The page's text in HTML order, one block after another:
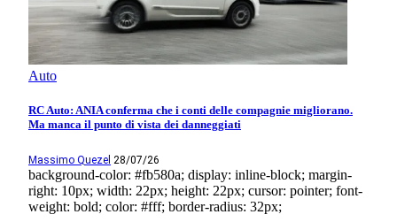
Auto
RC Auto: ANIA conferma che i conti delle compagnie migliorano.
Ma manca il punto di vista dei danneggiati
Massimo Quezel 28/07/26
background-color: #fb580a; display: inline-block; margin-
right: 10px; width: 22px; height: 22px; cursor: pointer; font-
weight: bold; color: #fff; border-radius: 32px;